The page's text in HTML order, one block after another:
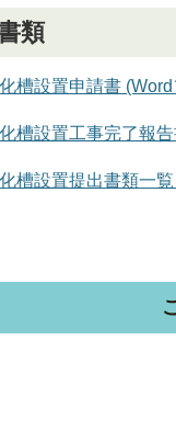
類
槽設置申請書
槽設置工事完了報
槽設置提出書類一